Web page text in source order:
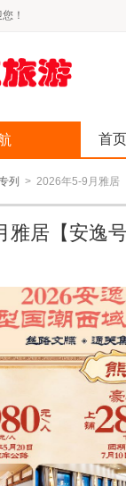
！
首页
列 > 2026年5-9月雅居
雅居【安逸